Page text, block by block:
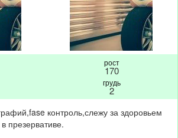
рост
170
грудь
2
контроль,слежу за здоровьем
презервативе.